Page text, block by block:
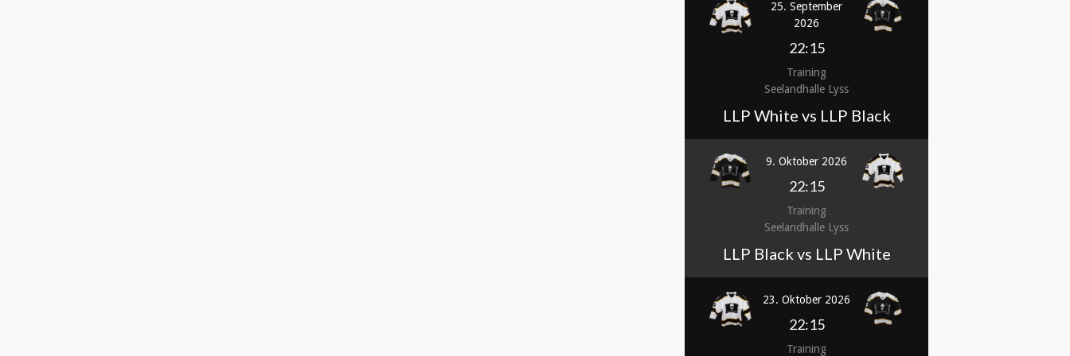
25. September
2026
22:15
Training
Seelandhalle Lyss
LLP White vs LLP Black
9. Oktober 2026
22:15
Training
Seelandhalle Lyss
LLP Black vs LLP White
23. Oktober 2026
22:15
Training